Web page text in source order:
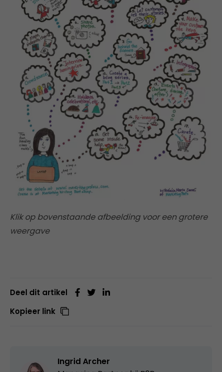
Klik op bovenstaande afbeelding voor een grotere
weergave
Deel dit artikel
Kopieer link
Ingrid Archer